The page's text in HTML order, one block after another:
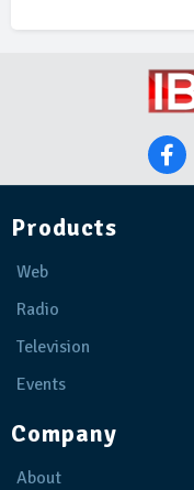
Products
Web
Radio
Television
Events
Company
About